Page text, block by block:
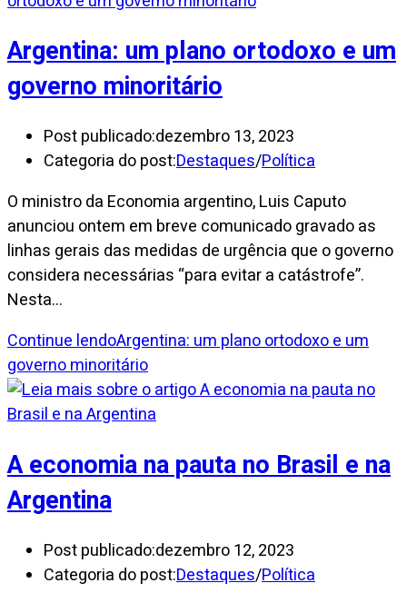
Argentina: um plano ortodoxo e um
governo minoritário
Post publicado:dezembro 13, 2023
Categoria do post:Destaques/Política
O ministro da Economia argentino, Luis Caputo
anunciou ontem em breve comunicado gravado as
linhas gerais das medidas de urgência que o governo
considera necessárias “para evitar a catástrofe”.
Nesta…
Continue lendoArgentina: um plano ortodoxo e um
governo minoritário
A economia na pauta no Brasil e na
Argentina
Post publicado:dezembro 12, 2023
Categoria do post:Destaques/Política